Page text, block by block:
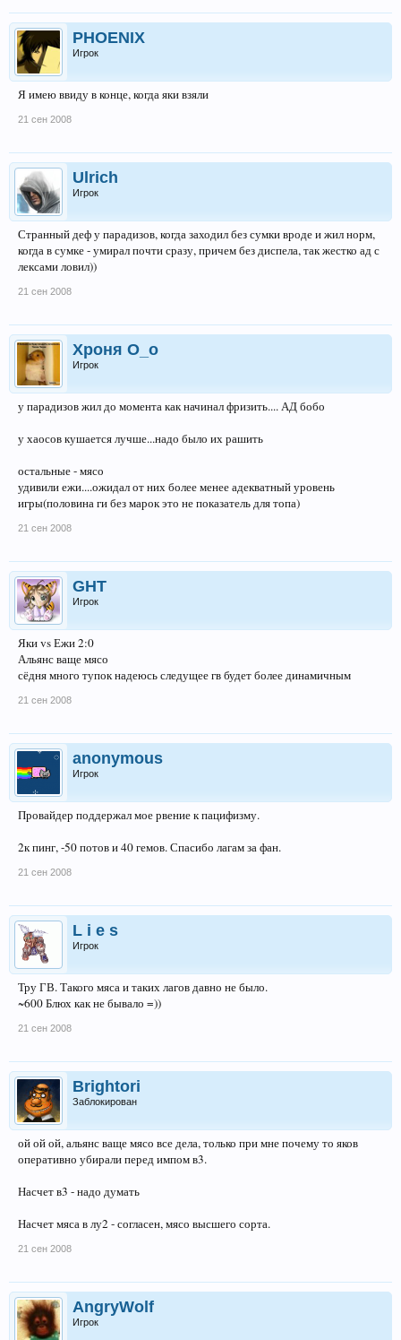
PHOENIX
Игрок
Я имею ввиду в конце, когда яки взяли
21 сен 2008
Ulrich
Игрок
Странный деф у парадизов, когда заходил без сумки вроде и жил норм,
когда в сумке - умирал почти сразу, причем без диспела, так жестко ад с
лексами ловил))
21 сен 2008
Хроня О_о
Игрок
у парадизов жил до момента как начинал фризить.... АД бобо
у хаосов кушается лучше...надо было их рашить
остальные - мясо
удивили ежи....ожидал от них более менее адекватный уровень
игры(половина ги без марок это не показатель для топа)
21 сен 2008
GHT
Игрок
Яки vs Ежи 2:0
Альянс ваще мясо
сёдня много тупок надеюсь следущее гв будет более динамичным
21 сен 2008
anonymous
Игрок
Провайдер поддержал мое рвение к пацифизму.
2к пинг, -50 потов и 40 гемов. Спасибо лагам за фан.
21 сен 2008
L i e s
Игрок
Тру ГВ. Такого мяса и таких лагов давно не было.
~600 Блюх как не бывало =))
21 сен 2008
Brightori
Заблокирован
ой ой ой, альянс ваще мясо все дела, только при мне почему то яков
оперативно убирали перед импом в3.
Насчет в3 - надо думать
Насчет мяса в лу2 - согласен, мясо высшего сорта.
21 сен 2008
AngryWolf
Игрок